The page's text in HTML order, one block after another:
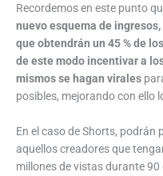
Recordemos en este punto
nuevo esquema de
que obtendrán un 45 % de
de este modo incentivar a
mismos se hagan virales
posibles, mejorando con ello
En el caso de Shorts, podrán
aquellos creadores que
millones de vistas durante